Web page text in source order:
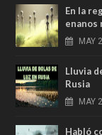
En la
enanos
MAY
Lluvia
Rusia
MAY
Habló